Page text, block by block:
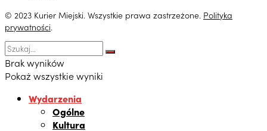
© 2023 Kurier Miejski. Wszystkie prawa zastrzeżone. Polityka
prywatności.
Brak wyników
Pokaż wszystkie wyniki
Wydarzenia
Ogólne
Kultura